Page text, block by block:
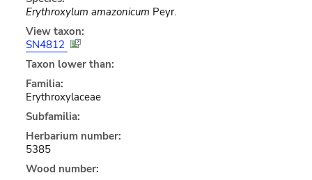
Erythroxylum amazonicum Peyr.
View taxon:
SN4812
Taxon lower than:
Familia:
Erythroxylaceae
Subfamilia:
Herbarium number:
5385
Wood number: